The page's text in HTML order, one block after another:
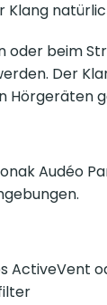
Klang
beim
Der
Hörgeräten
Audéo